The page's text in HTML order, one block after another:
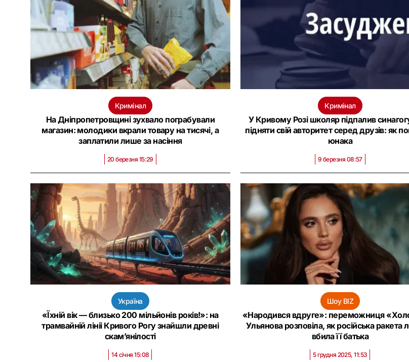
Кримінал
На Дніпропетровщині зухвало пограбували
магазин: молодики вкрали товару на тисячі, а
заплатили лише за насіння
20 березня 15:29
Кримінал
У Кривому Розі школяр підпалив
підняти свій авторитет серед друзів: як
юнака
9 березня 08:57
Україна
«Їхній вік — близько 200 мільйонів років!»: на
трамвайній лініі Кривого Рогу знайшли древні
скам’янілості
14 січня 15:08
Шоу BIZ
«Народився вдруге»: переможниця
Ульянова розповіла, як російська ракета
вбила її батька
5 грудня 2025, 11:53